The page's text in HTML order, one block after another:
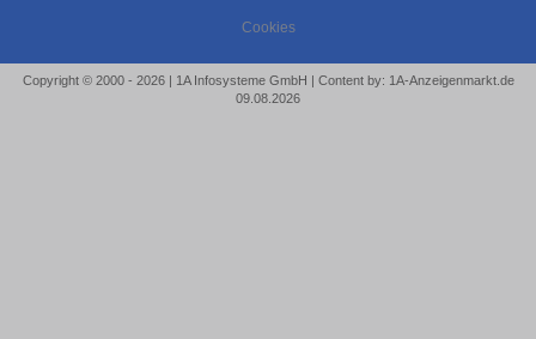
Cookies
Copyright © 2000 - 2026 | 1A Infosysteme GmbH | Content by: 1A-Anzeigenmarkt.de
09.08.2026